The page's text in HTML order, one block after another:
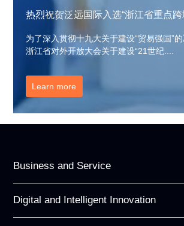
热烈祝贺泛远国际入选“浙江省重点跨
为了深入贯彻十九大关于建设“贸易强国”
浙江省对外开放大会关于建设“21世纪....
Learn more
Business and Service
Digital and Intelligent Innovation